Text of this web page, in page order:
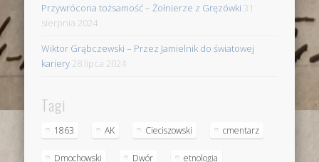
Przywrócona tożsamość – Żołnierze z Gręzówki 31
sierpnia 2024
Wiktor Grąbczewski – Przez Jamielnik do światowej
kariery 28 lipca 2024
Tagi
1863 AK Cieciszowski cmentarz
Dmochowski Dwór etnologia